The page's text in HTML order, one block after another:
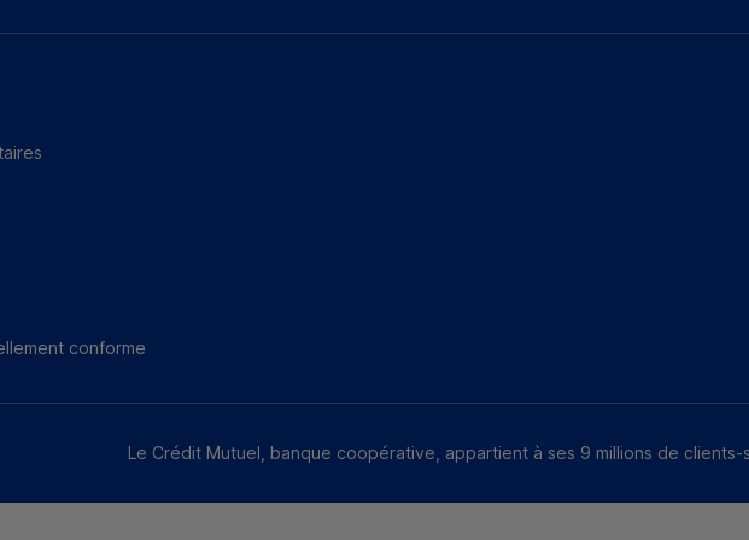
conforme
Le Crédit Mutuel, banque coopérative, appartient à ses 9 millions de clients-